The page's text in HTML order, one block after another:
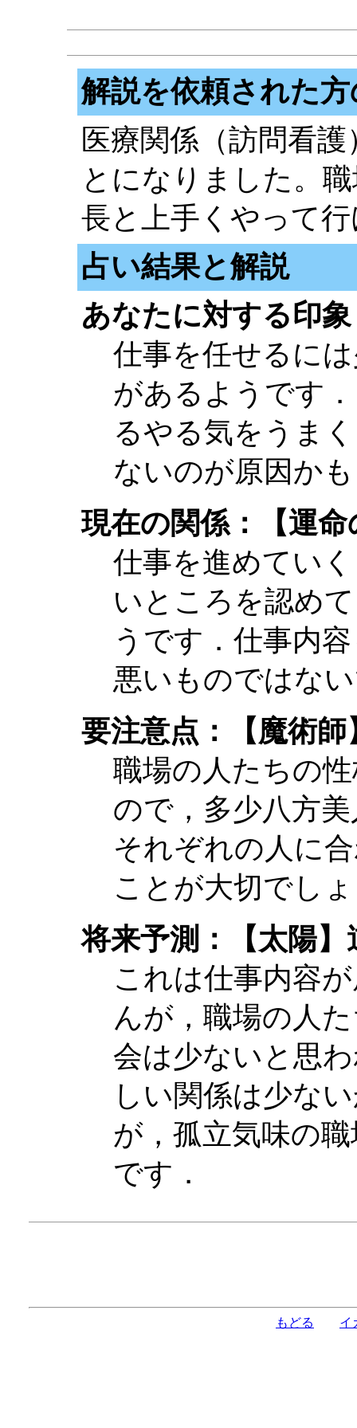
解説を依頼された
医療関係（訪問看
とになりました。
長と上手くやって
占い結果と解説
あなたに対する印
仕事を任せるに
があるようです
るやる気をうま
ないのが原因か
現在の関係：【運
仕事を進めてい
いところを認め
うです．仕事内
悪いものではな
要注意点：【魔術師
職場の人たちの
ので，多少八方
それぞれの人に
ことが大切でし
将来予測：【太陽】
これは仕事内容
んが，職場の人
会は少ないと思
しい関係は少な
が，孤立気味の
です．
もどる イ